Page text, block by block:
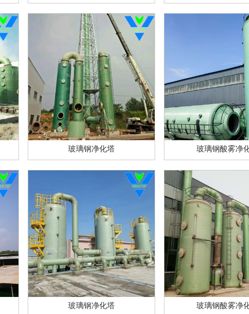
玻璃钢净化塔 玻璃钢酸雾净
玻璃钢净化塔 玻璃钢酸雾净